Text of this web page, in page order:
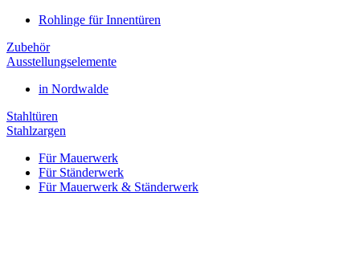
Rohlinge für Innentüren
Zubehör
Ausstellungselemente
in Nordwalde
Stahltüren
Stahlzargen
Für Mauerwerk
Für Ständerwerk
Für Mauerwerk & Ständerwerk